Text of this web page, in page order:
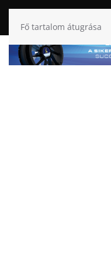
Fő tartalom átugrása